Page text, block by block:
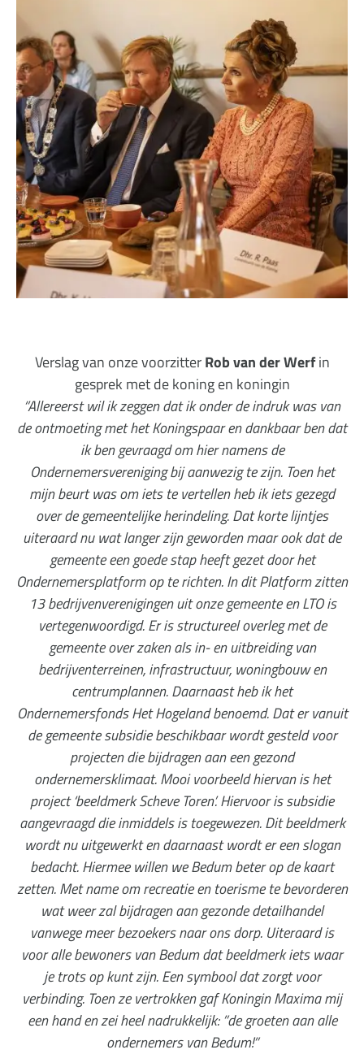
Verslag van onze voorzitterRob van der Werfin
gesprek met de koning en koningin
‘’Allereerst wil ik zeggen dat ik onder de indruk was van
de ontmoeting met het Koningspaaren dankbaar ben dat
ik ben gevraagd om hier namens de
Ondernemersvereniging bijaanwezig te zijn. Toen het
mijn beurt was om iets te vertellen heb ik iets gezegd
over de gemeentelijkeherindeling. Dat korte lijntjes
uiteraard nu wat langer zijn geworden maar ook dat de
gemeente een goede stap heeft gezet door het
Ondernemersplatform op te richten. In ditPlatform zitten
13 bedrijvenverenigingen uit onze gemeente en LTO is
vertegenwoordigd. Eris structureel overleg met de
gemeente over zaken als in- en uitbreiding van
bedrijventerreinen, infrastructuur, woningbouw en
centrumplannen.Daarnaast heb ik het
Ondernemersfonds Het Hogeland benoemd. Dat er vanuit
degemeente subsidie beschikbaar wordt gesteld voor
projecten die bijdragen aan een gezond
ondernemersklimaat. Mooi voorbeeld hiervan is het
project ‘beeldmerk Scheve Toren’.Hiervoor is subsidie
aangevraagd die inmiddels is toegewezen. Dit beeldmerk
wordt nuuitgewerkt en daarnaast wordt er een slogan
bedacht. Hiermee willen we Bedum beter op dekaart
zetten. Met name om recreatie en toerisme te bevorderen
wat weer zal bijdragen aangezonde detailhandel
vanwege meer bezoekers naar ons dorp. Uiteraard is
voor allebewoners van Bedum dat beeldmerk iets waar
je trots op kunt zijn. Een symbool dat zorgtvoor
verbinding. Toen ze vertrokken gaf Koningin Maxima mij
een hand en zei heel nadrukkelijk: ”de groetenaan alle
ondernemers van Bedum!”